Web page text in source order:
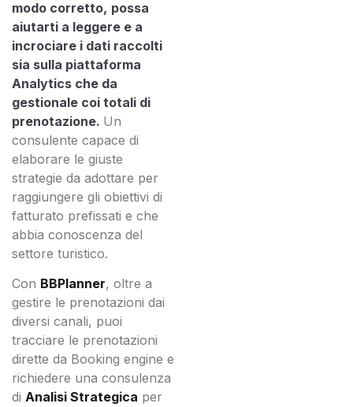
modo corretto, possa
aiutarti a leggere e a
incrociare i dati raccolti
sia sulla piattaforma
Analytics che da
gestionale coi totali di
prenotazione. Un
consulente capace di
elaborare le giuste
strategie da adottare per
raggiungere gli obiettivi di
fatturato prefissati e che
abbia conoscenza del
settore turistico.
Con BBPlanner, oltre a
gestire le prenotazioni dai
diversi canali, puoi
tracciare le prenotazioni
dirette da Booking engine e
richiedere una consulenza
di Analisi Strategica per